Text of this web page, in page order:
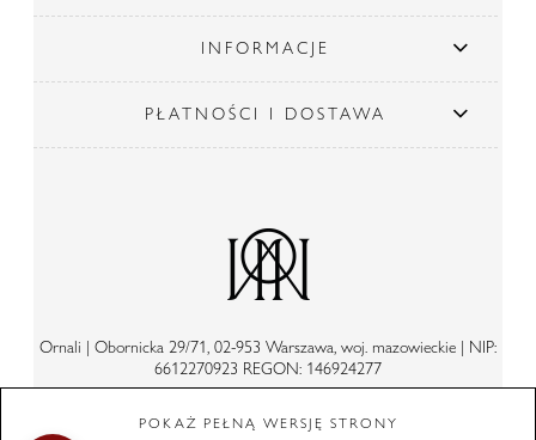
INFORMACJE
PŁATNOŚCI I DOSTAWA
Ornali | Obornicka 29/71, 02-953 Warszawa, woj. mazowieckie | NIP:
6612270923 REGON: 146924277
POKAŻ PEŁNĄ WERSJĘ STRONY